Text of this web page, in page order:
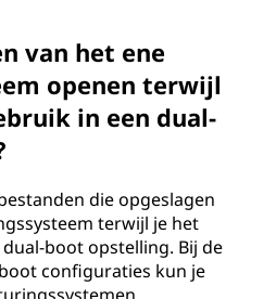
van het ene
openen terwijl
in een dual-
die opgeslagen
terwijl je het
boot opstelling. Bij de
configuraties kun je